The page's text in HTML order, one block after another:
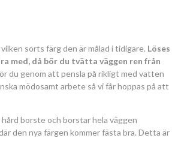
sorts färg den är målad i tidigare. Löses
med, då bör du tvätta väggen ren från
du genom att pensla på rikligt med vatten
mödosamt arbete så vi får hoppas på att
borste och borstar hela väggen
den nya färgen kommer fästa bra. Detta är